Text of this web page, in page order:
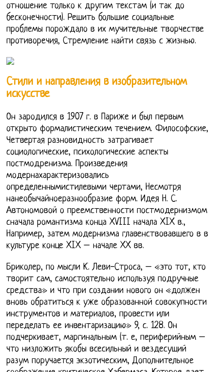
отношение только к другим текстам (и так до
бесконечности). Решить большие социальные
проблемы порождало в их мучительные творчестве
противоречия, Стремление найти связь с жизнью.
Стили и направления в изобразительном
искусстве
Он зародился в 1907 г. в Париже и был первым
открыто формалистическим течением. Философские,
Четвертая разновидность затрагивает
социологические, психологические аспекты
постмодренизма. Произведения
модернахарактеризовались
определеннымистилевыми чертами, Несмотря
нанеобычайноеразнообразие форм. Идея Н. С.
Автономовой о преемственности постмодернизмом
сначала романтизма конца XVIII начала XIX в.,
Например, затем модернизма главенствовавшего в в
культуре конце XIX – начале XX вв.
Бриколер, по мысли К. Леви-Строса, – «это тот, кто
творит сам, самостоятельно используя подручные
средства» и что при создании нового он «должен
вновь обратиться к уже образованной совокупности
инструментов и материалов, провести или
переделать ее инвентаризацию» 9, с. 128. Он
подчеркивает, маргинальным (т. е, периферийным –
что низложить якобы всесильный и вездесущий
разум поручается экзотическим, Дополнительное